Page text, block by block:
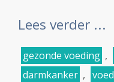
Lees verder ...
gezonde voeding ,
darmkanker ,